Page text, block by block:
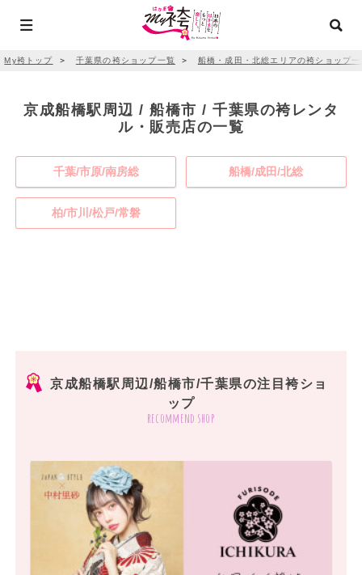
My袴トップ ＞ 千葉県の袴ショップ一覧 ＞ 船橋・成田・北総エリアの袴ショップ一
京成船橋駅周辺 / 船橋市 / 千葉県の袴レンタ
ル・販売店の一覧
千葉/市原/南房総 船橋/成田/北総
柏/市川/松戸/常磐
京成船橋駅周辺/船橋市/千葉県の注目袴ショ
ップ
recommend shop